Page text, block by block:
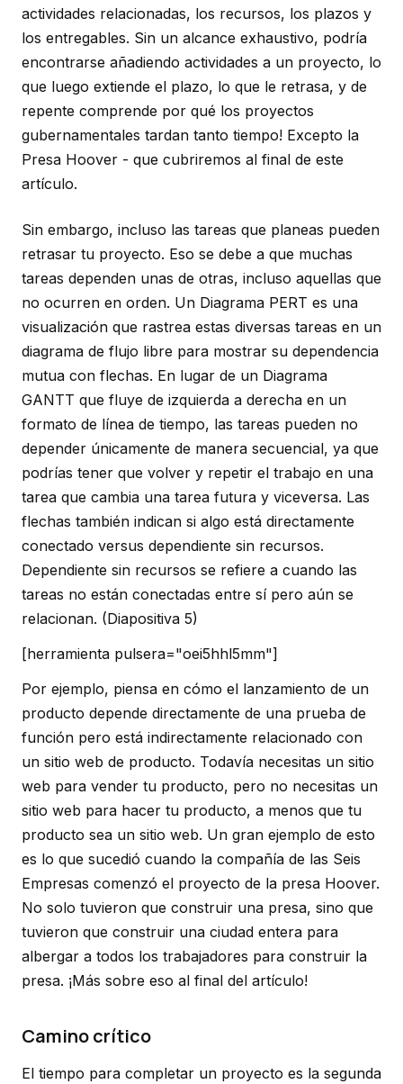
actividades relacionadas, los recursos, los plazos y
los entregables. Sin un alcance exhaustivo, podría
encontrarse añadiendo actividades a un proyecto, lo
que luego extiende el plazo, lo que le retrasa, y de
repente comprende por qué los proyectos
gubernamentales tardan tanto tiempo! Excepto la
Presa Hoover - que cubriremos al final de este
artículo.
Sin embargo, incluso las tareas que planeas pueden
retrasar tu proyecto. Eso se debe a que muchas
tareas dependen unas de otras, incluso aquellas que
no ocurren en orden. Un Diagrama PERT es una
visualización que rastrea estas diversas tareas en un
diagrama de flujo libre para mostrar su dependencia
mutua con flechas. En lugar de un Diagrama
GANTT que fluye de izquierda a derecha en un
formato de línea de tiempo, las tareas pueden no
depender únicamente de manera secuencial, ya que
podrías tener que volver y repetir el trabajo en una
tarea que cambia una tarea futura y viceversa. Las
flechas también indican si algo está directamente
conectado versus dependiente sin recursos.
Dependiente sin recursos se refiere a cuando las
tareas no están conectadas entre sí pero aún se
relacionan. (Diapositiva 5)
[herramienta pulsera="oei5hhl5mm"]
Por ejemplo, piensa en cómo el lanzamiento de un
producto depende directamente de una prueba de
función pero está indirectamente relacionado con
un sitio web de producto. Todavía necesitas un sitio
web para vender tu producto, pero no necesitas un
sitio web para hacer tu producto, a menos que tu
producto sea un sitio web. Un gran ejemplo de esto
es lo que sucedió cuando la compañía de las Seis
Empresas comenzó el proyecto de la presa Hoover.
No solo tuvieron que construir una presa, sino que
tuvieron que construir una ciudad entera para
albergar a todos los trabajadores para construir la
presa. ¡Más sobre eso al final del artículo!
Camino crítico
El tiempo para completar un proyecto es la segunda